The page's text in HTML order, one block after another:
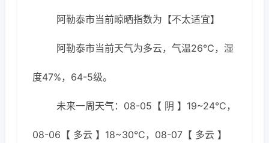
阿勒泰市当前晾晒指数为【不太适宜】
阿勒泰市当前天气为多云，气温26℃，湿
度47%，64-5级。
未来一周天气：08-05【 阴 】19~24℃，
08-06【 多云 】18~30℃，08-07【 多云 】